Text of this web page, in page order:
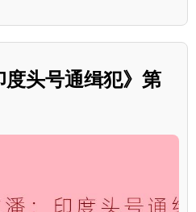
头号通缉犯》第